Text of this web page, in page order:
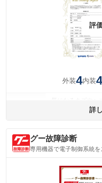
評
外装4内装4
コミが残っていま
内装
(内装状態)
気になる汚れ等が
詳細は鑑定書を
詳
グー故障診断
専用機器で電子制御系統